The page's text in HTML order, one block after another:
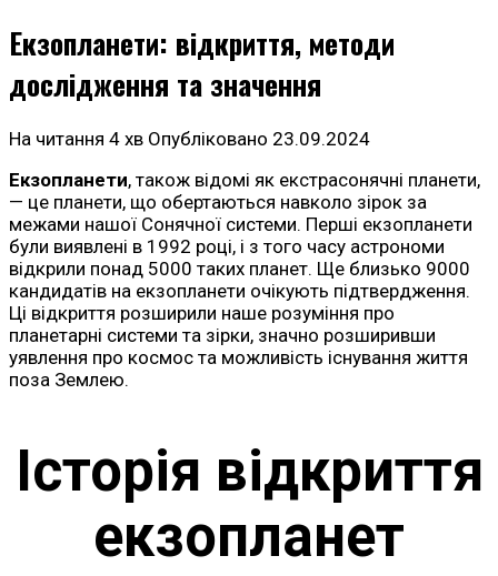
Екзопланети: відкриття, методи
дослідження та значення
На читання 4 хв Опубліковано 23.09.2024
Екзопланети, також відомі як екстрасонячні планети,
— це планети, що обертаються навколо зірок за
межами нашої Сонячної системи. Перші екзопланети
були виявлені в 1992 році, і з того часу астрономи
відкрили понад 5000 таких планет. Ще близько 9000
кандидатів на екзопланети очікують підтвердження.
Ці відкриття розширили наше розуміння про
планетарні системи та зірки, значно розширивши
уявлення про космос та можливість існування життя
поза Землею.
Історія відкриття
екзопланет